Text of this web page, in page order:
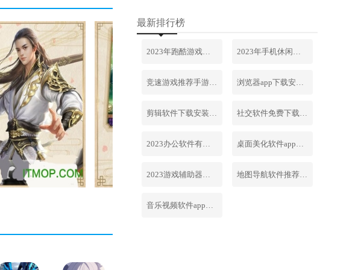
最新排行榜
2023年跑酷游戏排行榜前十名合集 2023年手机休闲游戏排行榜前十名
竞速游戏推荐手游排行榜最新2023 浏览器app下载安装免费官网
剪辑软件下载安装免费手机版 社交软件免费下载安装大全最新
2023办公软件有哪些合集软件 桌面美化软件app下载安卓版
2023游戏辅助器软件大全免费 地图导航软件推荐下载安装手机版
音乐视频软件app下载安装免费